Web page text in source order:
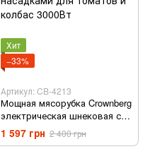
Хит
−33%
Артикул: CB-4213
Мощная мясорубка Crownberg
электрическая шнековая с
соковыжималкой с
насадками для томатов и
1 597 грн 2 400 грн